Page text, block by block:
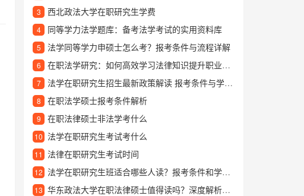
3 西北政法大学在职研究生学费
4 同等学力法学题库：备考法学考试的实用资料库
5 法学同等学力申硕士怎么考？报考条件与流程详解
6 在职法学研究：如何高效学习法律知识提升职业竞争力
7 法学在职研究生招生最新政策解读 报考条件与学习方式详解
8 在职法学硕士报考条件解析
9 在职法律硕士非法学考什么
10 法学在职研究生考试考什么
11 法律在职研究生考试时间
12 法学在职研究生班适合哪些人读？报考条件和学习优势解析
13 华东政法大学在职法律硕士值得读吗？深度解析华政在职法硕项目特色